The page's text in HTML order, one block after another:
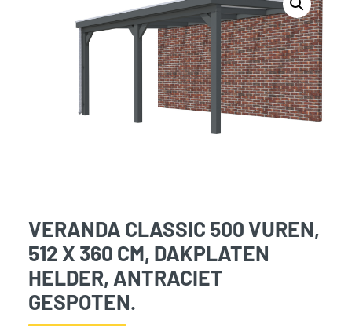
VERANDA CLASSIC 500 VUREN,
512 X 360 CM, DAKPLATEN
HELDER, ANTRACIET
GESPOTEN.